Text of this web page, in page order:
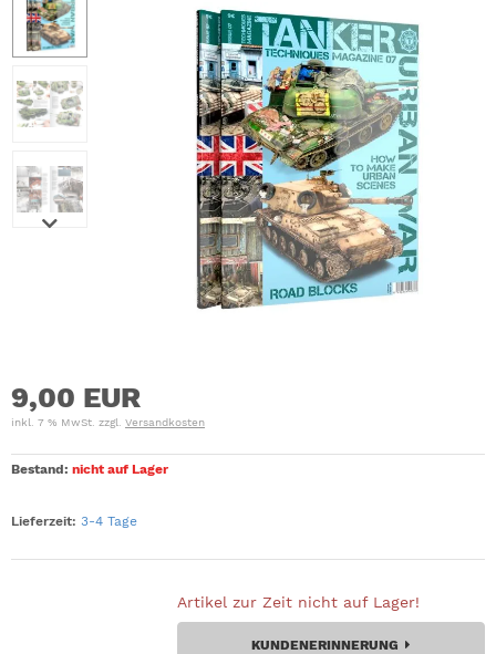
9,00 EUR
inkl. 7 % MwSt. zzgl. Versandkosten
Bestand: nicht auf Lager
Lieferzeit: 3-4 Tage
Artikel zur Zeit nicht auf Lager!
KUNDENERINNERUNG